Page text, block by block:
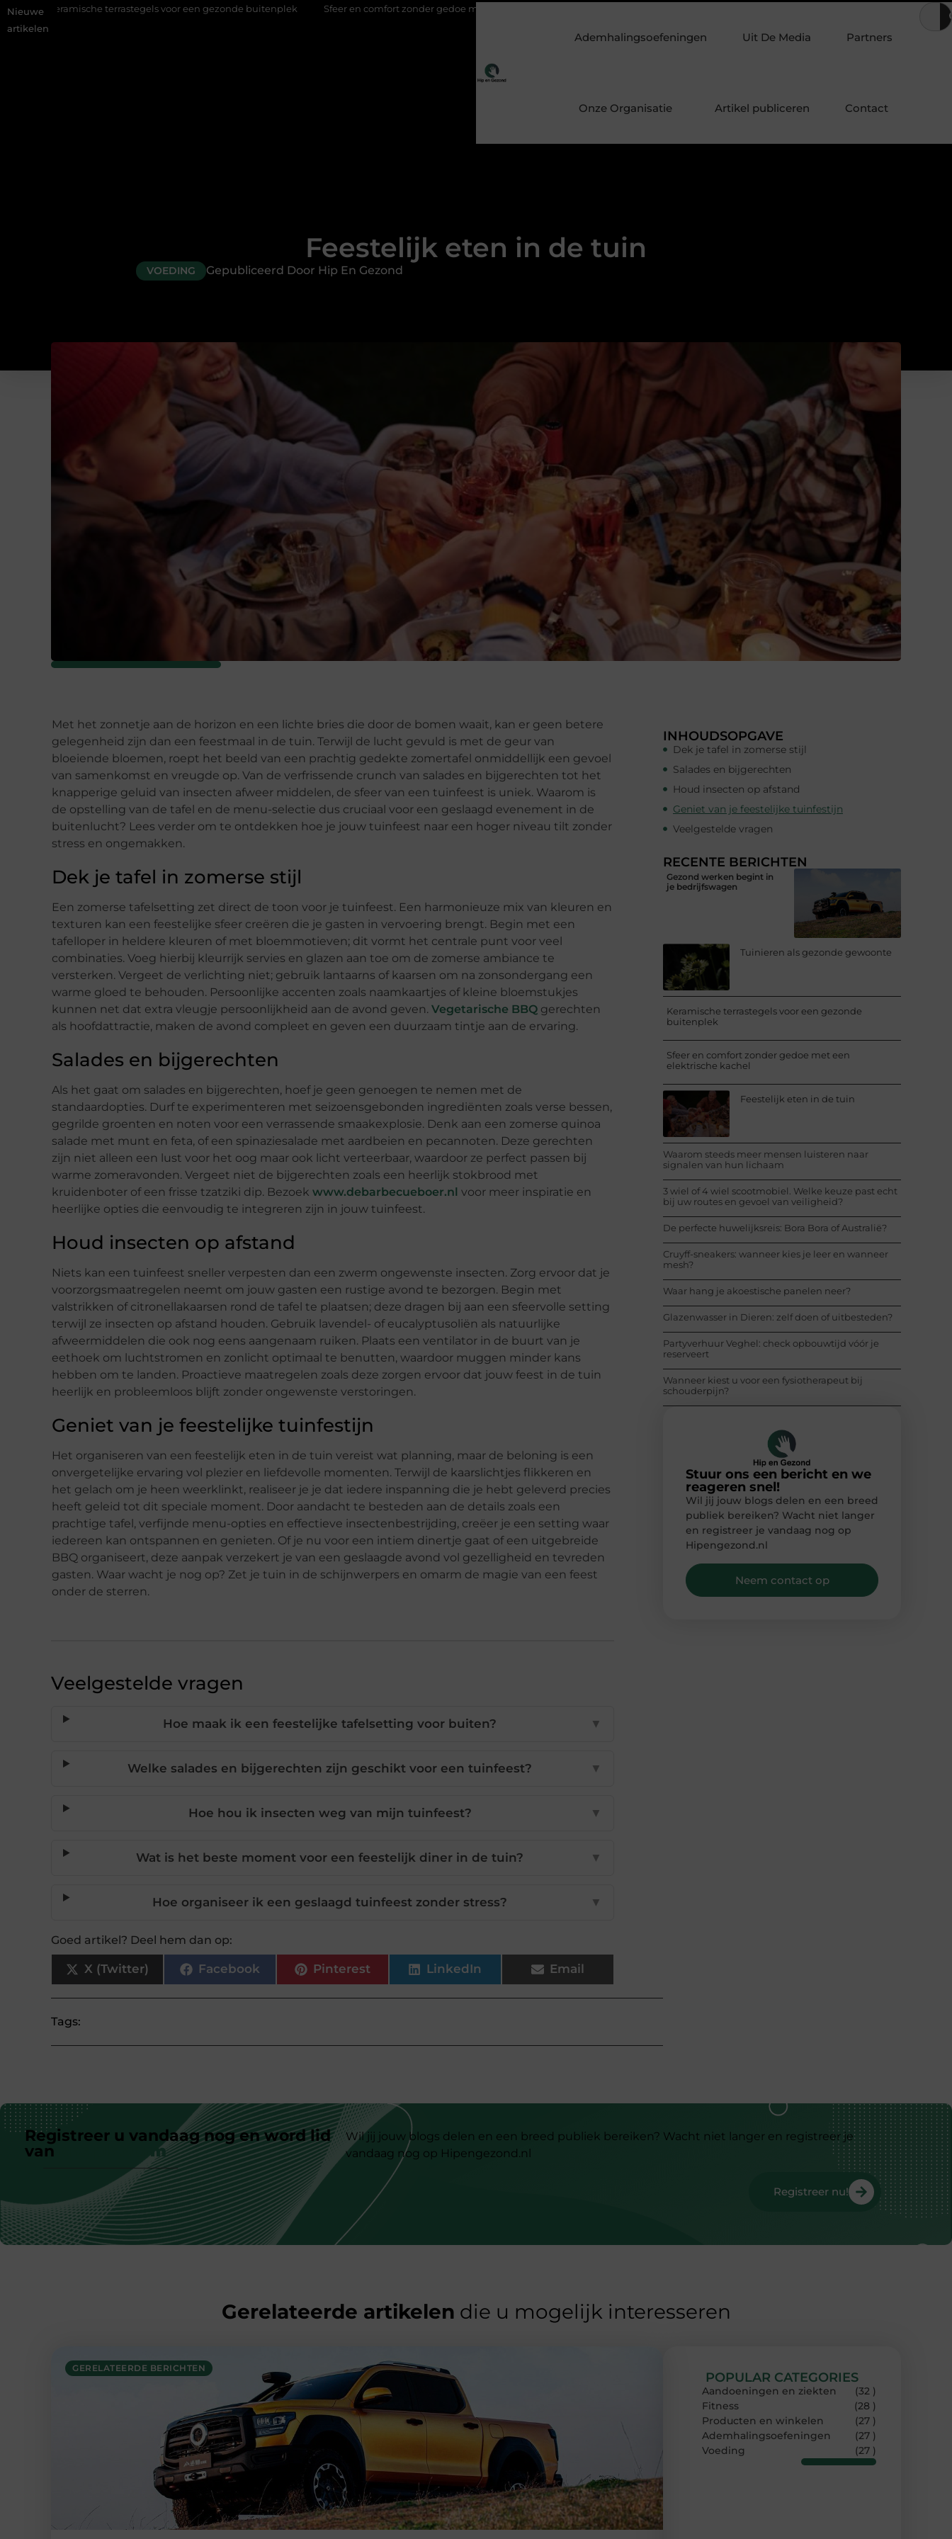
Nieuwe
artikelen
terrastegels voor een gezonde buitenplek Sfeer en comfort zonder gedoe met een elektrische kachel Waarom steeds meer mensen luisteren naar signalen van
Ademhalingsoefeningen Uit De Media Partners
Onze Organisatie Artikel publiceren Contact
Feestelijk eten in de tuin
VOEDING Gepubliceerd Door Hip En Gezond
Met het zonnetje aan de horizon en een lichte bries die door de bomen waait, kan er geen betere
gelegenheid zijn dan een feestmaal in de tuin. Terwijl de lucht gevuld is met de geur van
bloeiende bloemen, roept het beeld van een prachtig gedekte zomertafel onmiddellijk een gevoel
van samenkomst en vreugde op. Van de verfrissende crunch van salades en bijgerechten tot het
knapperige geluid van insecten afweer middelen, de sfeer van een tuinfeest is uniek. Waarom is
de opstelling van de tafel en de menu-selectie dus cruciaal voor een geslaagd evenement in de
buitenlucht? Lees verder om te ontdekken hoe je jouw tuinfeest naar een hoger niveau tilt zonder
stress en ongemakken.
Dek je tafel in zomerse stijl
Een zomerse tafelsetting zet direct de toon voor je tuinfeest. Een harmonieuze mix van kleuren en
texturen kan een feestelijke sfeer creëren die je gasten in vervoering brengt. Begin met een
tafelloper in heldere kleuren of met bloemmotieven; dit vormt het centrale punt voor veel
combinaties. Voeg hierbij kleurrijk servies en glazen aan toe om de zomerse ambiance te
versterken. Vergeet de verlichting niet; gebruik lantaarns of kaarsen om na zonsondergang een
warme gloed te behouden. Persoonlijke accenten zoals naamkaartjes of kleine bloemstukjes
kunnen net dat extra vleugje persoonlijkheid aan de avond geven. Vegetarische BBQ gerechten
als hoofdattractie, maken de avond compleet en geven een duurzaam tintje aan de ervaring.
Salades en bijgerechten
Als het gaat om salades en bijgerechten, hoef je geen genoegen te nemen met de
standaardopties. Durf te experimenteren met seizoensgebonden ingrediënten zoals verse bessen,
gegrilde groenten en noten voor een verrassende smaakexplosie. Denk aan een zomerse quinoa
salade met munt en feta, of een spinaziesalade met aardbeien en pecannoten. Deze gerechten
zijn niet alleen een lust voor het oog maar ook licht verteerbaar, waardoor ze perfect passen bij
warme zomeravonden. Vergeet niet de bijgerechten zoals een heerlijk stokbrood met
kruidenboter of een frisse tzatziki dip. Bezoek www.debarbecueboer.nl voor meer inspiratie en
heerlijke opties die eenvoudig te integreren zijn in jouw tuinfeest.
Houd insecten op afstand
Niets kan een tuinfeest sneller verpesten dan een zwerm ongewenste insecten. Zorg ervoor dat je
voorzorgsmaatregelen neemt om jouw gasten een rustige avond te bezorgen. Begin met
valstrikken of citronellakaarsen rond de tafel te plaatsen; deze dragen bij aan een sfeervolle setting
terwijl ze insecten op afstand houden. Gebruik lavendel- of eucalyptusoliën als natuurlijke
afweermiddelen die ook nog eens aangenaam ruiken. Plaats een ventilator in de buurt van je
eethoek om luchtstromen en zonlicht optimaal te benutten, waardoor muggen minder kans
hebben om te landen. Proactieve maatregelen zoals deze zorgen ervoor dat jouw feest in de tuin
heerlijk en probleemloos blijft zonder ongewenste verstoringen.
Geniet van je feestelijke tuinfestijn
Het organiseren van een feestelijk eten in de tuin vereist wat planning, maar de beloning is een
onvergetelijke ervaring vol plezier en liefdevolle momenten. Terwijl de kaarslichtjes flikkeren en
het gelach om je heen weerklinkt, realiseer je je dat iedere inspanning die je hebt geleverd precies
heeft geleid tot dit speciale moment. Door aandacht te besteden aan de details zoals een
prachtige tafel, verfijnde menu-opties en effectieve insectenbestrijding, creëer je een setting waar
iedereen kan ontspannen en genieten. Of je nu voor een intiem dinertje gaat of een uitgebreide
BBQ organiseert, deze aanpak verzekert je van een geslaagde avond vol gezelligheid en tevreden
gasten. Waar wacht je nog op? Zet je tuin in de schijnwerpers en omarm de magie van een feest
onder de sterren.
Veelgestelde vragen
Hoe maak ik een feestelijke tafelsetting voor buiten? ▼
Welke salades en bijgerechten zijn geschikt voor een tuinfeest? ▼
Hoe hou ik insecten weg van mijn tuinfeest? ▼
Wat is het beste moment voor een feestelijk diner in de tuin? ▼
Hoe organiseer ik een geslaagd tuinfeest zonder stress? ▼
Goed artikel? Deel hem dan op:
X (Twitter) Facebook Pinterest LinkedIn Email
Tags:
INHOUDSOPGAVE
Dek je tafel in zomerse stijl
Salades en bijgerechten
Houd insecten op afstand
Geniet van je feestelijke tuinfestijn
Veelgestelde vragen
RECENTE BERICHTEN
Gezond werken begint in
je bedrijfswagen
Tuinieren als gezonde gewoonte
Keramische terrastegels voor een gezonde
buitenplek
Sfeer en comfort zonder gedoe met een
elektrische kachel
Feestelijk eten in de tuin
Waarom steeds meer mensen luisteren naar
signalen van hun lichaam
3 wiel of 4 wiel scootmobiel. Welke keuze past echt
bij uw routes en gevoel van veiligheid?
De perfecte huwelijksreis: Bora Bora of Australië?
Cruyff-sneakers: wanneer kies je leer en wanneer
mesh?
Waar hang je akoestische panelen neer?
Glazenwasser in Dieren: zelf doen of uitbesteden?
Partyverhuur Veghel: check opbouwtijd vóór je
reserveert
Wanneer kiest u voor een fysiotherapeut bij
schouderpijn?
Stuur ons een bericht en we
reageren snel!
Wil jij jouw blogs delen en een breed
publiek bereiken? Wacht niet langer
en registreer je vandaag nog op
Hipengezond.nl
Neem contact op
Registreer u vandaag nog en word lid
van
ons platform
Wil jij jouw blogs delen en een breed publiek bereiken? Wacht niet langer en registreer je
vandaag nog op Hipengezond.nl
Registreer nu!
Gerelateerde artikelen die u mogelijk interesseren
GERELATEERDE BERICHTEN
POPULAR CATEGORIES
Aandoeningen en ziekten
(32 )
Fitness
(28 )
Producten en winkelen
(27 )
Ademhalingsoefeningen
(27 )
Voeding
(27 )